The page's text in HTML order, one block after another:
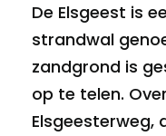
De Elsgeest is
strandwal
zandgrond is
op te telen.
Elsgeesterweg,